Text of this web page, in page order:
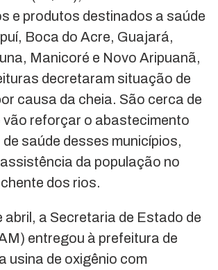
e produtos destinados a saúde
Boca do Acre, Guajará,
Manicoré e Novo Aripuanã,
decretaram situação de
causa da cheia. São cerca de
vão reforçar o abastecimento
saúde desses municípios,
da população no
dos rios.
abril, a Secretaria de Estado de
entregou à prefeitura de
usina de oxigênio com